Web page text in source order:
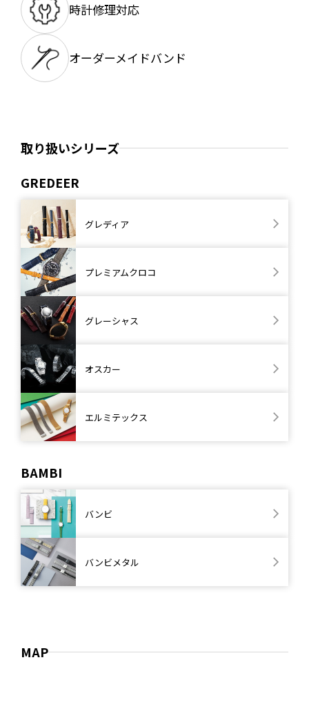
時計修理対応
オーダーメイドバンド
取り扱いシリーズ
GREDEER
グレディア
プレミアムクロコ
グレーシャス
オスカー
エルミテックス
BAMBI
バンビ
バンビメタル
MAP